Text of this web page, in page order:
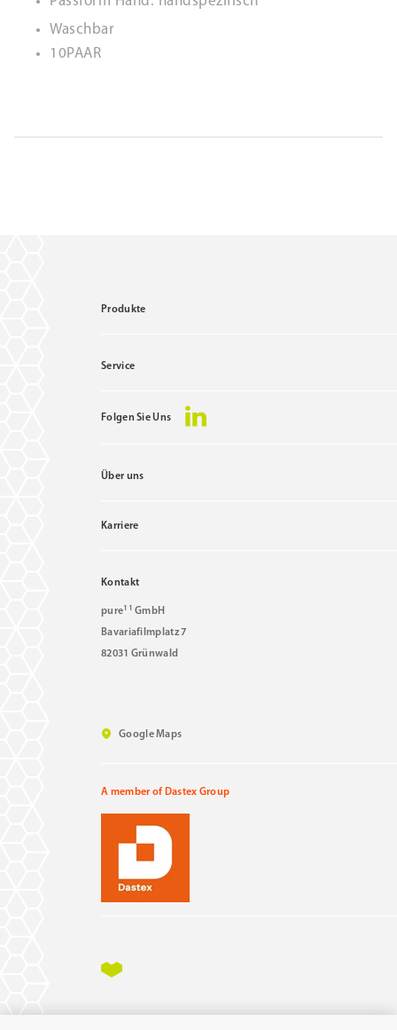
Waschbar
10PAAR
Produkte
Service
Folgen Sie Uns
Über uns
Karriere
Kontakt
pure11 GmbH
Bavariafilmplatz 7
82031 Grünwald
Google Maps
A member of Dastex Group